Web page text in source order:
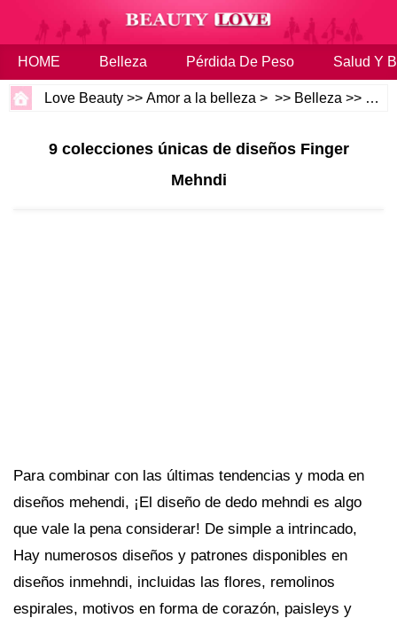
HOME Belleza Pérdida De Peso Salud Y
Love Beauty >>Amor a la belleza > >> Belleza >>
9 colecciones únicas de diseños Finger
Mehndi
Para combinar con las últimas tendencias y moda en
diseños mehendi, ¡El diseño de dedo mehndi es algo
que vale la pena considerar! De simple a intrincado,
Hay numerosos diseños y patrones disponibles en
diseños inmehndi, incluidas las flores, remolinos
espirales, motivos en forma de corazón, paisleys y